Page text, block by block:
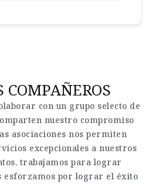
COMPAÑEROS
con un grupo selecto de
nuestro compromiso
asociaciones nos permiten
excepcionales a nuestros
trabajamos para lograr
esforzamos por lograr el éxito